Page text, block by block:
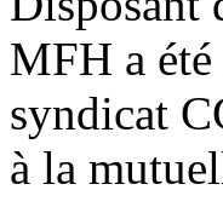
MFH a
syndicat
à la